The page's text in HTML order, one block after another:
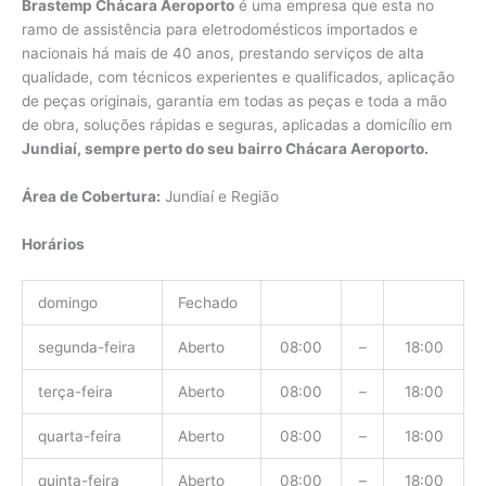
Brastemp Chácara Aeroporto é uma empresa que esta no
ramo de assistência para eletrodomésticos importados e
nacionais há mais de 40 anos, prestando serviços de alta
qualidade, com técnicos experientes e qualificados, aplicação
de peças originais, garantia em todas as peças e toda a mão
de obra, soluções rápidas e seguras, aplicadas a domicílio em
Jundiaí, sempre perto do seu bairro Chácara Aeroporto.
Área de Cobertura: Jundiaí e Região
Horários
domingo Fechado
segunda-feira Aberto 08:00 – 18:00
terça-feira Aberto 08:00 – 18:00
quarta-feira Aberto 08:00 – 18:00
quinta-feira Aberto 08:00 – 18:00